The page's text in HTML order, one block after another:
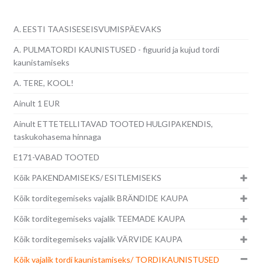
A. EESTI TAASISESEISVUMISPÄEVAKS
A. PULMATORDI KAUNISTUSED - figuurid ja kujud tordi
kaunistamiseks
A. TERE, KOOL!
Ainult 1 EUR
Ainult ETTETELLITAVAD TOOTED HULGIPAKENDIS,
taskukohasema hinnaga
E171-VABAD TOOTED
Kõik PAKENDAMISEKS/ ESITLEMISEKS
Kõik torditegemiseks vajalik BRÄNDIDE KAUPA
Kõik torditegemiseks vajalik TEEMADE KAUPA
Kõik torditegemiseks vajalik VÄRVIDE KAUPA
Kõik vajalik tordi kaunistamiseks/ TORDIKAUNISTUSED